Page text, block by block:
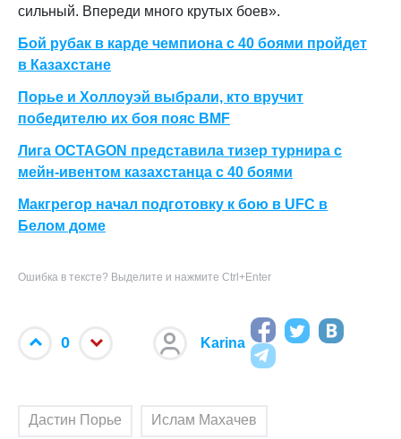
сильный. Впереди много крутых боев».
Бой рубак в карде чемпиона с 40 боями пройдет
в Казахстане
Порье и Холлоуэй выбрали, кто вручит
победителю их боя пояс BMF
Лига OCTAGON представила тизер турнира с
мейн-ивентом казахстанца с 40 боями
Макгрегор начал подготовку к бою в UFC в
Белом доме
Ошибка в тексте? Выделите и нажмите Ctrl+Enter
0 Karina
Дастин Порье Ислам Махачев